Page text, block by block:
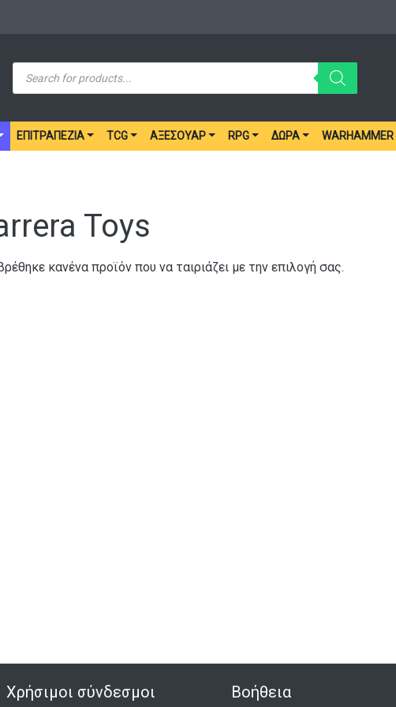
Products
search
ΕΠΙΤΡΑΠΈΖΙΑ TCG ΑΞΕΣΟΥΆΡ RPG ΔΏΡΑ WARHAMMER
Toys
κανένα προϊόν που να ταιριάζει με την επιλογή σας.
Χρήσιμοι σύνδεσμοι Βοήθεια